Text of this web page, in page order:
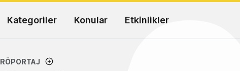
Kategoriler Konular Etkinlikler
RÖPORTAJ